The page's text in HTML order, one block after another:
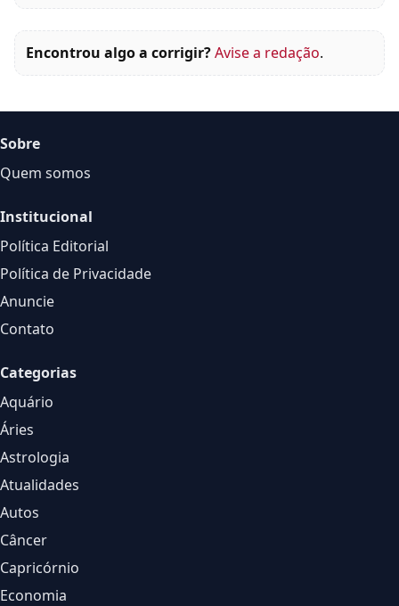
Encontrou algo a corrigir?Avise a redação.
Sobre
Quem somos
Institucional
Política Editorial
Política de Privacidade
Anuncie
Contato
Categorias
Aquário
Áries
Astrologia
Atualidades
Autos
Câncer
Capricórnio
Economia